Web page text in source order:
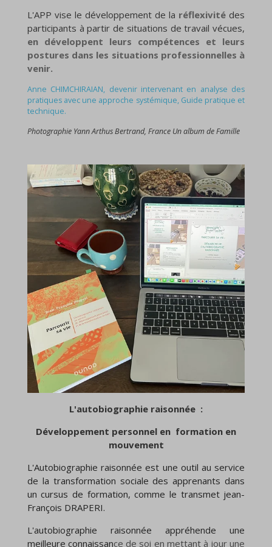
L'APP vise le développement de la réflexivité des
participants à partir de situations de travail vécues,
en développent leurs compétences et leurs
postures dans les situations professionnelles à
venir.
Anne CHIMCHIRAIAN, devenir intervenant en analyse des
pratiques avec une approche systémique, Guide pratique et
technique.
Photographie Yann Arthus Bertrand, France Un album de Famille
L'autobiographie raisonnée :
Développement personnel en formation en
mouvement
L'Autobiographie raisonnée est une outil au service
de la transformation sociale des apprenants dans
un cursus de formation, comme le transmet jean-
François DRAPERI.
L'autobiographie raisonnée appréhende une
meilleure connaissance de soi en mettant à jour une